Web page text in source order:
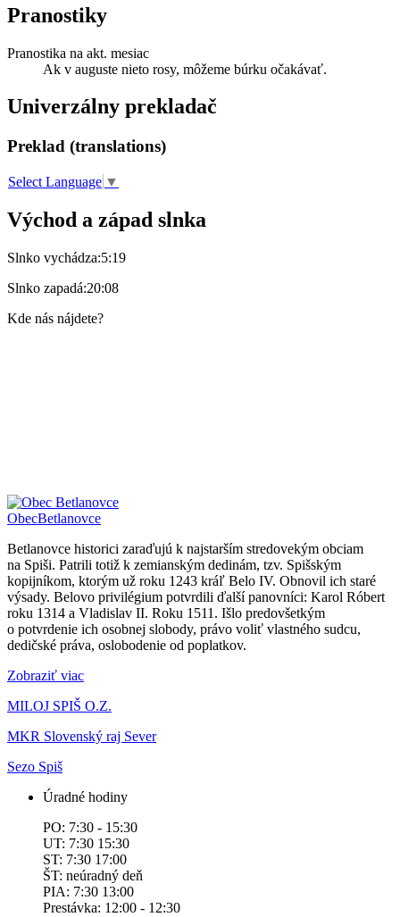
Pranostiky
Pranostika na akt. mesiac
Ak v auguste nieto rosy, môžeme búrku očakávať.
Univerzálny prekladač
Preklad (translations)
Select Language ▼
Východ a západ slnka
Slnko vychádza:5:19
Slnko zapadá:20:08
Kde nás nájdete?
ObecBetlanovce
Betlanovce historici zaraďujú k najstarším stredovekým obciam
na Spiši. Patrili totiž k zemianským dedinám, tzv. Spišským
kopijníkom, ktorým už roku 1243 kráľ Belo IV. Obnovil ich staré
výsady. Belovo privilégium potvrdili ďalší panovníci: Karol Róbert
roku 1314 a Vladislav II. Roku 1511. Išlo predovšetkým
o potvrdenie ich osobnej slobody, právo voliť vlastného sudcu,
dedičské práva, oslobodenie od poplatkov.
Zobraziť viac
MILOJ SPIŠ O.Z.
MKR Slovenský raj Sever
Sezo Spiš
Úradné hodiny
PO: 7:30 - 15:30
UT: 7:30 15:30
ST: 7:30 17:00
ŠT: neúradný deň
PIA: 7:30 13:00
Prestávka: 12:00 - 12:30